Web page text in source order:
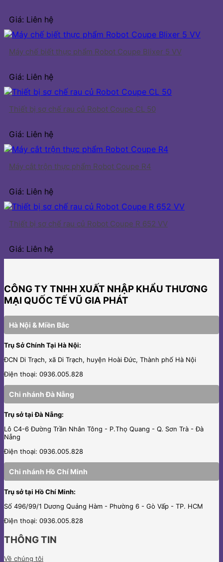
Giá: Liên hệ
Máy chế biết thực phẩm Robot Coupe Blixer 5 VV
Giá: Liên hệ
Thiết bị sơ chế rau củ Robot Coupe CL 50
Giá: Liên hệ
Máy cắt trộn thực phẩm Robot Coupe R4
Giá: Liên hệ
Thiết bị sơ chế rau củ Robot Coupe R 652 VV
Giá: Liên hệ
CÔNG TY TNHH XUẤT NHẬP KHẨU THƯƠNG
MẠI QUỐC TẾ VŨ GIA PHÁT
Hà Nội & Miền Bắc
Trụ Sở Chính Tại Hà Nội:
ĐCN Di Trạch, xã Di Trạch, huyện Hoài Đức, Thành phố Hà Nội
Điện thoại: 0936.005.828
Chi nhánh Đà Nẵng
Trụ sở tại Đà Nẵng:
Lô C4-6 Đường Trần Nhân Tông - P.Thọ Quang - Q. Sơn Trà - Đà
Nẵng
Điện thoại: 0936.005.828
Chi nhánh Hồ Chí Minh
Trụ sở tại Hồ Chí Minh:
Số 496/99/1 Dương Quảng Hàm - Phường 6 - Gò Vấp - TP. HCM
Điện thoại: 0936.005.828
THÔNG TIN
Về chúng tôi